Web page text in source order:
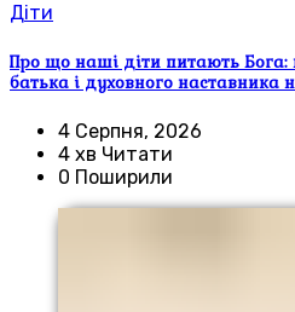
Діти
Про що наші діти питають Бога:
батька і духовного наставника
4 Серпня, 2026
4 хв Читати
0 Поширили